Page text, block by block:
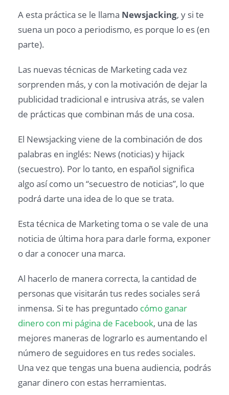
A esta práctica se le llama Newsjacking, y si te
suena un poco a periodismo, es porque lo es (en
parte).
Las nuevas técnicas de Marketing cada vez
sorprenden más, y con la motivación de dejar la
publicidad tradicional e intrusiva atrás, se valen
de prácticas que combinan más de una cosa.
El Newsjacking viene de la combinación de dos
palabras en inglés: News (noticias) y hijack
(secuestro). Por lo tanto, en español significa
algo así como un “secuestro de noticias”, lo que
podrá darte una idea de lo que se trata.
Esta técnica de Marketing toma o se vale de una
noticia de última hora para darle forma, exponer
o dar a conocer una marca.
Al hacerlo de manera correcta, la cantidad de
personas que visitarán tus redes sociales será
inmensa. Si te has preguntado cómo ganar
dinero con mi página de Facebook, una de las
mejores maneras de lograrlo es aumentando el
número de seguidores en tus redes sociales.
Una vez que tengas una buena audiencia, podrás
ganar dinero con estas herramientas.